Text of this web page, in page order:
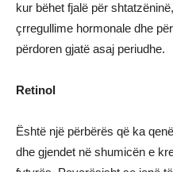
kur bëhet fjalë për
çrregullime hormonale dhe
përdoren gjatë asaj periudhe.
Retinol
Është një përbërës që ka
dhe gjendet në shumicën e